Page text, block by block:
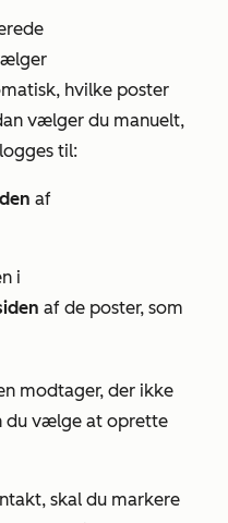
hvilke poster
vælger du manuelt,
til:
af
i
af de poster, som
modtager, der ikke
du vælge at oprette
skal du markere